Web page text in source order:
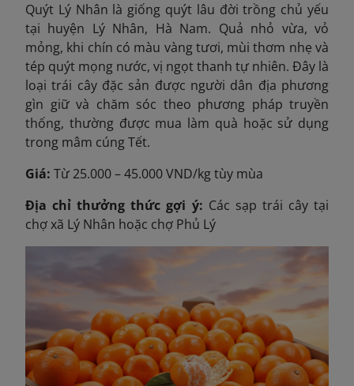
Quýt Lý Nhân là giống quýt lâu đời trồng chủ yếu
tại huyện Lý Nhân, Hà Nam. Quả nhỏ vừa, vỏ
mỏng, khi chín có màu vàng tươi, mùi thơm nhẹ và
tép quýt mọng nước, vị ngọt thanh tự nhiên. Đây là
loại trái cây đặc sản được người dân địa phương
gìn giữ và chăm sóc theo phương pháp truyền
thống, thường được mua làm quà hoặc sử dụng
trong mâm cúng Tết.
Giá: Từ 25.000 – 45.000 VND/kg tùy mùa
Địa chỉ thưởng thức gợi ý: Các sạp trái cây tại
chợ xã Lý Nhân hoặc chợ Phủ Lý